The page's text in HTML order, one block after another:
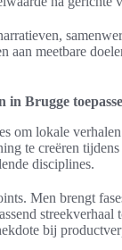
meetbare
in Brugge
om lokale
te creëren
disciplines.
Men brengt
streekverhaal
bij